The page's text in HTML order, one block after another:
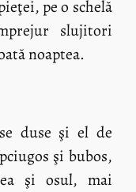
pe o schelă
slujitori
noaptea.
duse şi el de
şi bubos,
şi osul, mai